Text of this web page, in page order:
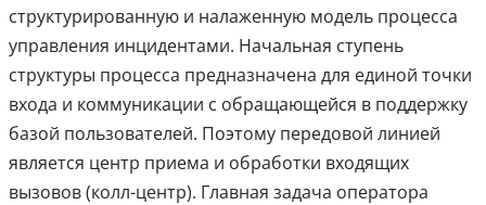
структурированную и налаженную модель процесса
управления инцидентами. Начальная ступень
структуры процесса предназначена для единой точки
входа и коммуникации с обращающейся в поддержку
базой пользователей. Поэтому передовой линией
является центр приема и обработки входящих
вызовов (колл-центр). Главная задача оператора